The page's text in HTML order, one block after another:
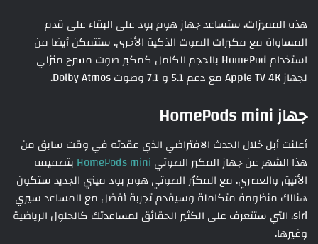
هذه المميزات، ستساعد جهاز هوم بود على البقاء على قدم
المساواة مع مكبرات الصوت الذكية الأخرى. ستتمكن أيضا من
استخدام HomePod بالحجم الكامل كمكبر صوت مسرح منزلي
لجهاز Apple TV 4K مع دعم 5.1 و 7.1 وصوت Dolby Atmos.
جهاز HomePods mini
أعلنت أبل خلال الحدث الافتراضي الذي عقدته في وقت سابق من
هذا الشهر عن جهاز المكبر الصوتي HomePods mini بتصميمه
الأنيق والعصري. مع المكبّر الصوتي هوم بود ميني الجديد ستكون
هنالك منظومة متكاملة وسيقدم تجربة أفضل مع المساعد سيري
siri، التي ستتعرف على الكثير الحقائق لمساعدتك كالحلول الرياضية
وغيرها.